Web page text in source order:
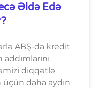
Əldə Edə
ABŞ-da kredit
diqqətlə
üçün daha aydın